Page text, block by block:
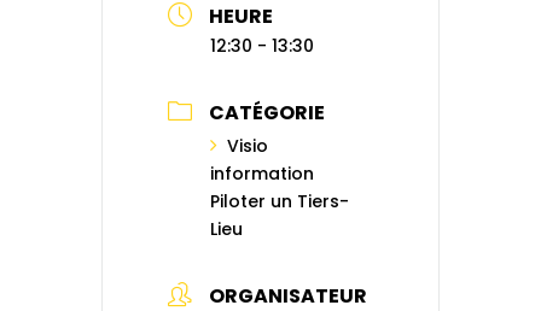
HEURE
12:30 - 13:30
CATÉGORIE
Visio
information
Piloter un Tiers-
Lieu
ORGANISATEUR